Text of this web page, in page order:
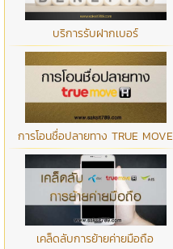
บริการรับฝากเบอร์
การโอนชื่อปลายทาง TRUE MOVE
เคล็ดลับการย้ายค่ายมือถือ